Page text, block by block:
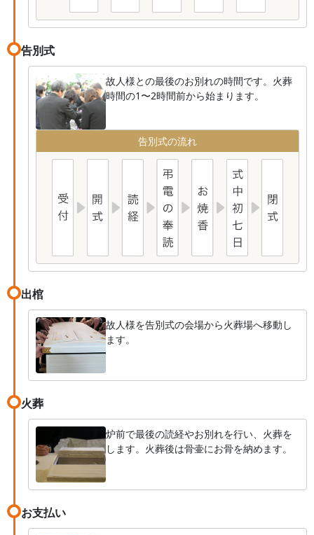
告別式
故人様との最後のお別れの時間です。火葬
時間の1〜2時間前から始まります。
告別式の流れ
出棺
故人様を告別式の会場から火葬場へ移動し
ます。
火葬
炉前で最後の読経やお別れを行い、火葬を
します。火葬後は骨壷にお骨を納めます。
お支払い